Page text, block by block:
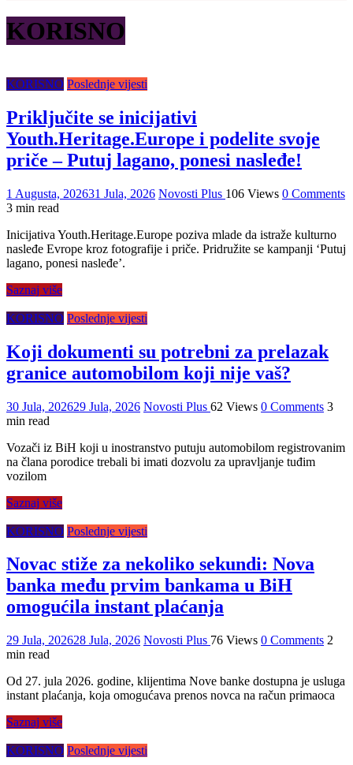
KORISNO
KORISNO Poslednje vijesti
Priključite se inicijativi
Youth.Heritage.Europe i podelite svoje
priče – Putuj lagano, ponesi nasleđe!
1 Augusta, 202631 Jula, 2026 Novosti Plus 106 Views 0 Comments
3 min read
Inicijativa Youth.Heritage.Europe poziva mlade da istraže kulturno
nasleđe Evrope kroz fotografije i priče. Pridružite se kampanji ‘Putuj
lagano, ponesi nasleđe’.
Saznaj više
KORISNO Poslednje vijesti
Koji dokumenti su potrebni za prelazak
granice automobilom koji nije vaš?
30 Jula, 202629 Jula, 2026 Novosti Plus 62 Views 0 Comments 3
min read
Vozači iz BiH koji u inostranstvo putuju automobilom registrovanim
na člana porodice trebali bi imati dozvolu za upravljanje tuđim
vozilom
Saznaj više
KORISNO Poslednje vijesti
Novac stiže za nekoliko sekundi: Nova
banka među prvim bankama u BiH
omogućila instant plaćanja
29 Jula, 202628 Jula, 2026 Novosti Plus 76 Views 0 Comments 2
min read
Od 27. jula 2026. godine, klijentima Nove banke dostupna je usluga
instant plaćanja, koja omogućava prenos novca na račun primaoca
Saznaj više
KORISNO Poslednje vijesti